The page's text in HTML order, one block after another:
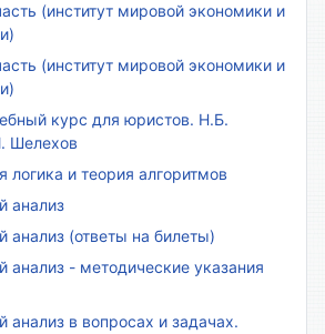
(институт мировой экономики и
(институт мировой экономики и
курс для юристов. Н.Б.
Шелехов
логика и теория алгоритмов
анализ
анализ (ответы на билеты)
анализ - методические указания
анализ в вопросах и задачах.